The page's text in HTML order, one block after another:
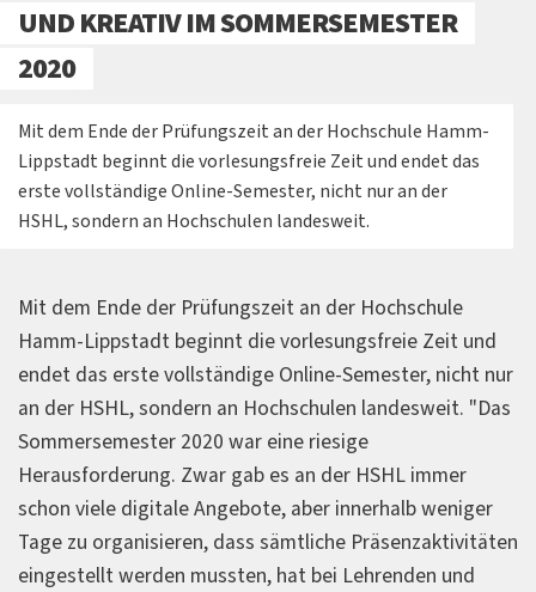
UND KREATIV IM SOMMERSEMESTER
2020
Mit dem Ende der Prüfungszeit an der Hochschule Hamm-
Lippstadt beginnt die vorlesungsfreie Zeit und endet das
erste vollständige Online-Semester, nicht nur an der
HSHL, sondern an Hochschulen landesweit.
Mit dem Ende der Prüfungszeit an der Hochschule
Hamm-Lippstadt beginnt die vorlesungsfreie Zeit und
endet das erste vollständige Online-Semester, nicht nur
an der HSHL, sondern an Hochschulen landesweit. "Das
Sommersemester 2020 war eine riesige
Herausforderung. Zwar gab es an der HSHL immer
schon viele digitale Angebote, aber innerhalb weniger
Tage zu organisieren, dass sämtliche Präsenzaktivitäten
eingestellt werden mussten, hat bei Lehrenden und